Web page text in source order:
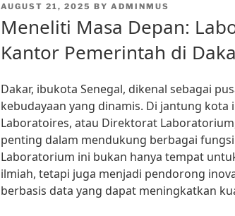
POSTED
AUGUST 21, 2025 BY ADMINMUS
Meneliti Masa Depan:
Kantor Pemerintah di
Dakar, ibukota Senegal, dikenal sebagai
kebudayaan yang dinamis. Di jantung kota
Laboratoires, atau Direktorat
penting dalam mendukung berbagai
Laboratorium ini bukan hanya tempat
ilmiah, tetapi juga menjadi pendorong
berbasis data yang dapat meningkatkan